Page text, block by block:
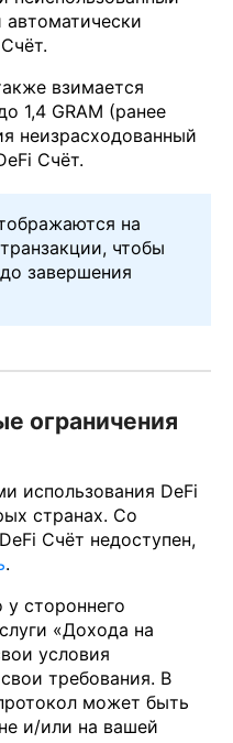
взимается
1,4 GRAM (ранее
неизрасходованный
Счёт.
на
чтобы
завершения
ограничения
использования DeFi
странах. Со
Счёт недоступен,
.
стороннего
«Дохода на
условия
требования. В
может быть
и/или на вашей